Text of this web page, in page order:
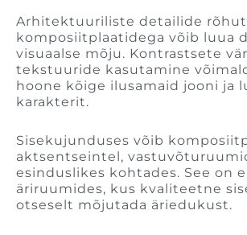
Arhitektuuriliste detailide
komposiitplaatidega võib luua
visuaalse mõju. Kontrastsete
tekstuuride kasutamine
hoone kõige ilusamaid jooni ja
karakterit.
Sisekujunduses võib
aktsentseintel,
esinduslikes kohtades. See on
äriruumides, kus kvaliteetne
otseselt mõjutada äriedukust.